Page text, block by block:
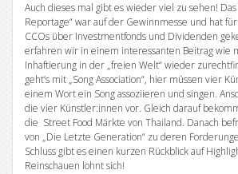
Auch dieses mal gibt es wieder viel zu sehen!
Reportage“ war auf der Gewinnmesse und hat
CCOs über Investmentfonds und Dividenden
erfahren wir in einem interessanten Beitrag wie
Inhaftierung in der „freien Welt“ wieder
geht’s mit „Song Association“, hier müssen vier
einem Wort ein Song assoziieren und singen.
die vier Künstler:innen vor. Gleich darauf
die Street Food Märkte von Thailand. Danach
von „Die Letzte Generation“ zu deren
Schluss gibt es einen kurzen Rückblick auf
Reinschauen lohnt sich!